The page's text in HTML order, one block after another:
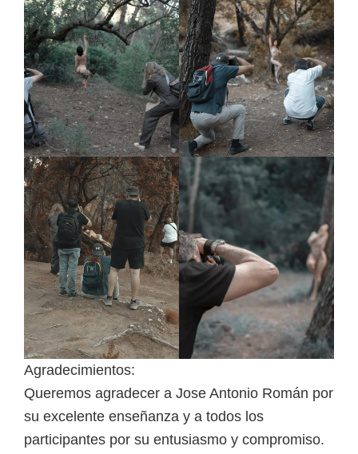
Agradecimientos:
Queremos agradecer a Jose Antonio Román por
su excelente enseñanza y a todos los
participantes por su entusiasmo y compromiso.